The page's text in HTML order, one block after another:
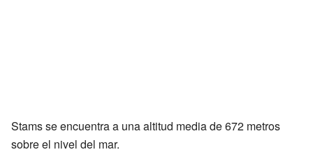
Stams se encuentra a una altitud media de 672 metros
sobre el nivel del mar.